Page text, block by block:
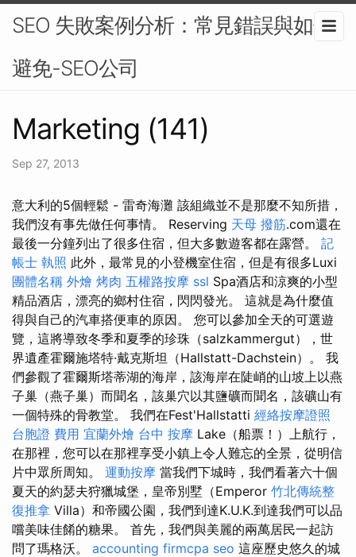
SEO 失敗案例分析：常見錯誤與如何
避免-SEO公司
Marketing (141)
Sep 27, 2013
意大利的5個輕鬆 - 雷奇海灘 該組織並不是那麼不知所措，
我們沒有事先做任何事情。 Reserving 天母 撥筋.com還在
最後一分鐘列出了很多住宿，但大多數遊客都在露營。 記
帳士 執照 此外，最常見的小登機室住宿，但是有很多Luxi
團體名稱 外燴 烤肉 五權路按摩 ssl Spa酒店和涼爽的小型
精品酒店，漂亮的鄉村住宿，閃閃發光。 這就是為什麼值
得與自己的汽車搭便車的原因。 您可以參加全天的可選遊
覽，這將導致冬季和夏季的珍珠（salzkammergut），世
界遺產霍爾施塔特·戴克斯坦（Hallstatt-Dachstein）。 我
們參觀了霍爾斯塔蒂湖的海岸，該海岸在陡峭的山坡上以燕
子巢（燕子巢）而聞名，該巢穴以其鹽礦而聞名，該礦山有
一個特殊的骨教堂。 我們在Fest'Hallstatti 經絡按摩證照
台胞證 費用 宜蘭外燴 台中 按摩 Lake（船票！）上航行，
在那裡，您可以在那裡享受小鎮上令人難忘的全景，從明信
片中眾所周知。 運動按摩 當我們下城時，我們看著六十個
夏天的約瑟夫狩獵城堡，皇帝別墅（Emperor 竹北傳統整
復推拿 Villa）和帝國公園，我們到達K.U.K.到達我們可以品
嚐美味佳餚的糖果。 首先，我們與美麗的兩萬居民一起訪
問了瑪格沃。 accounting firmcpa seo 這座歷史悠久的城